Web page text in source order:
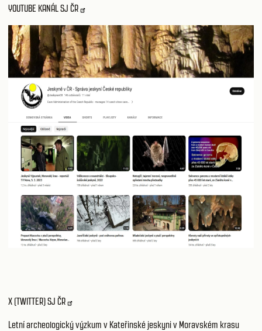
YOUTUBE KANÁL SJ ČR
X (TWITTER) SJ ČR
Letní archeologický výzkum v Kateřinské jeskyni v Moravském krasu